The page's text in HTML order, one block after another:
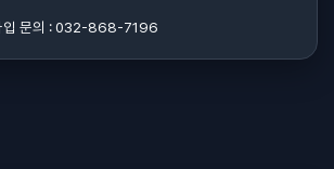
입 문의 : 032-868-7196